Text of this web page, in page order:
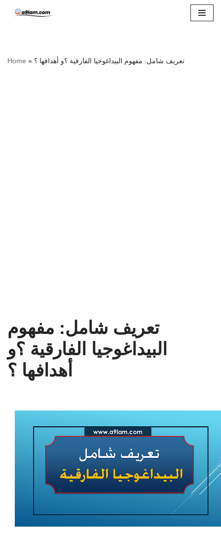
Home » تعريف شامل: مفهوم البيداغوجيا الفارقية ؟و أهدافها ؟
تعريف شامل: مفهوم
البيداغوجيا الفارقية ؟و
أهدافها ؟